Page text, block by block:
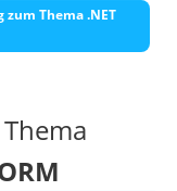
Thema .NET